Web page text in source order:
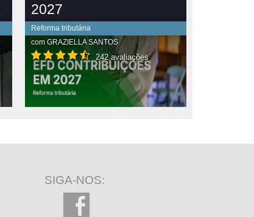
2027
Reforma tributária
comGRAZIELLA SANTOS
242 avaliações
SIGA-NOS: